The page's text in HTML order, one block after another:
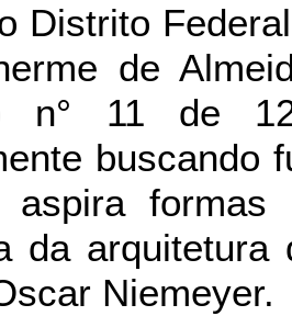
Distrito
de
n° 11 de
buscando
aspira formas
da
Niemeyer.